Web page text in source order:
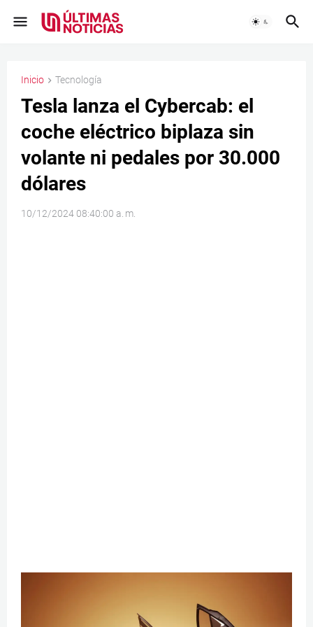
Inicio Tecnología
Tesla lanza el Cybercab: el
coche eléctrico biplaza sin
volante ni pedales por 30.000
dólares
10/12/2024 08:40:00 a. m.